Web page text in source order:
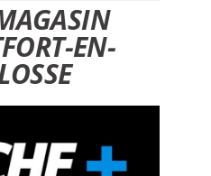
EN-